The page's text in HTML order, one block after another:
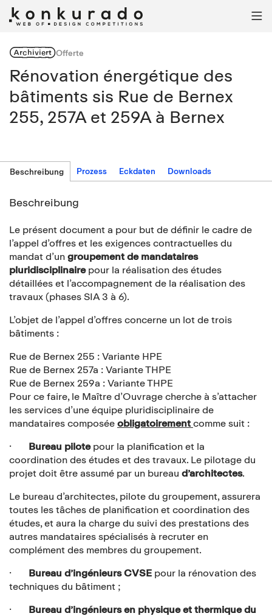

ArchiviertOfferte
Rénovation énergétique des
bâtiments sis Rue de Bernex
255, 257A et 259A à Bernex
Beschreibung Prozess Eckdaten Downloads
Beschreibung
Le présent document a pour but de définir le cadre de
l’appel d’offres et les exigences contractuelles du
mandat d’un groupement de mandataires
pluridisciplinairepour la réalisation des études
détaillées et l’accompagnement de la réalisation des
travaux (phases SIA 3 à 6).
L’objet de l’appel d’offres concerne un lot de trois
bâtiments :
Rue de Bernex 255 : Variante HPE
Rue de Bernex 257a : Variante THPE
Rue de Bernex 259a : Variante THPE
Pour ce faire, le Maître d’Ouvrage cherche à s’attacher
les services d’une équipe pluridisciplinaire de
mandataires composée obligatoirement comme suit :
· Bureau pilotepour la planification et la
coordination des études et des travaux. Le pilotage du
projet doit être assumé par un bureau d’architectes.
Le bureau d’architectes, pilote du groupement, assurera
toutes les tâches de planification et coordination des
études, et aura la charge du suivi des prestations des
autres mandataires spécialisés à recruter en
complément des membres du groupement.
· Bureau d’ingénieurs CVSE pour la rénovation des
techniques du bâtiment ;
· Bureau d’ingénieurs en physique et thermique du